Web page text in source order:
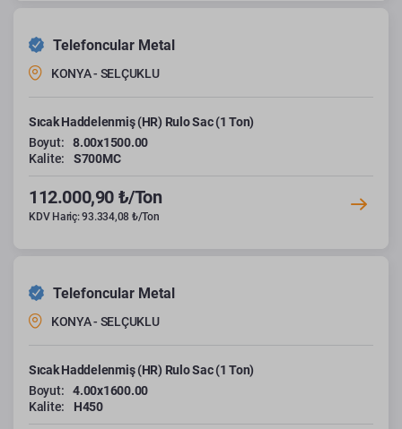
Telefoncular Metal
KONYA - SELÇUKLU
Sıcak Haddelenmiş (HR) Rulo Sac (1 Ton)
Boyut:
8.00x1500.00
Kalite:
S700MC
112.000,90 ₺/Ton
KDV Hariç: 93.334,08 ₺/Ton
Telefoncular Metal
KONYA - SELÇUKLU
Sıcak Haddelenmiş (HR) Rulo Sac (1 Ton)
Boyut:
4.00x1600.00
Kalite:
H450